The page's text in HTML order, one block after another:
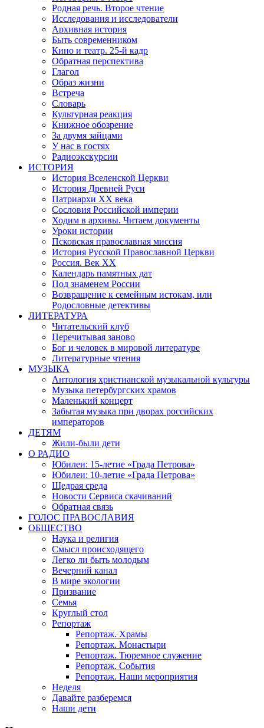
Родная речь. Второе чтение
Исследования и исследователи
Архивная история
Быть современником
Кино и театр. 25-й кадр
Обратная перспектива
Глагол
Образ жизни
Встреча
Словарь
Культурная реакция
Книжное обозрение
За двумя зайцами
У нас в гостях
Радиоэкскурсии
ИСТОРИЯ
История Вселенской Церкви
История Древней Руси
Патриархи XX века
Сословия Российской империи
Ходим в архивы. Читаем документы
Уроки истории
Псковская православная миссия
История Русской Православной Церкви
Россия. Век ХХ
Календарь памятных дат
Под знаменем России
Возвращение к семейным истокам, или
Родословные детективы
ЛИТЕРАТУРА
Читательский клуб
Перечитывая заново
Бог и человек в мировой литературе
Литературные чтения
МУЗЫКА
Антология христианской музыкальной культуры
Музыка петербургских храмов
Маленький концерт
Забытая музыка при дворах российских
императоров
ДЕТЯМ
Жили-были дети
О РАДИО
Юбилеи: 15-летие «Града Петрова»
Юбилеи: 10-летие «Града Петрова»
Щедрая среда
Новости Сервиса скачиваний
Обратная связь
ГОЛОС ПРАВОСЛАВИЯ
ОБЩЕСТВО
Наука и религия
Смысл происходящего
Легко ли быть молодым
Вечерний канал
В мире экологии
Призвание
Семья
Круглый стол
Репортаж
Репортаж. Храмы
Репортаж. Монастыри
Репортаж. Тюремное служение
Репортаж. События
Репортаж. Наши мероприятия
Неделя
Давайте разберемся
Наши дети